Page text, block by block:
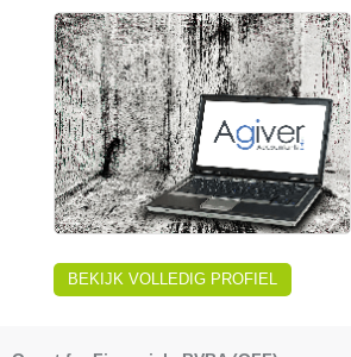
BEKIJK VOLLEDIG PROFIEL